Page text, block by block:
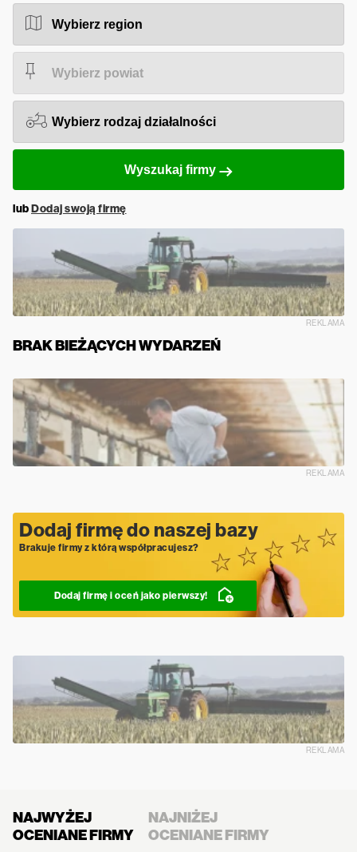
Wyszukaj firmy
lubDodaj swoją firmę
REKLAMA
BRAK BIEŻĄCYCH WYDARZEŃ
REKLAMA
Dodaj firmę do naszej bazy
Brakuje firmy z którą współpracujesz?
Dodaj firmę i oceń jako pierwszy!
REKLAMA
NAJWYŻEJ
OCENIANE FIRMY
NAJNIŻEJ
OCENIANE FIRMY